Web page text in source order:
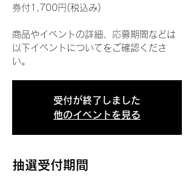
券付1,700円(税込み)
商品やイベントの詳細、応募期間などは
以下イベントについてをご確認くださ
い。
受付が終了しました
他のイベントを見る
抽選受付期間